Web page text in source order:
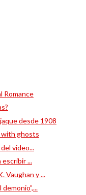
Romance
desde 1908
with ghosts
video...
...
Vaughan y ...